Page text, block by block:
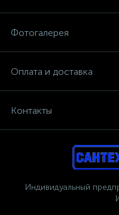
Фотогалерея
Оплата и доставка
Контакты
Индивидуальный